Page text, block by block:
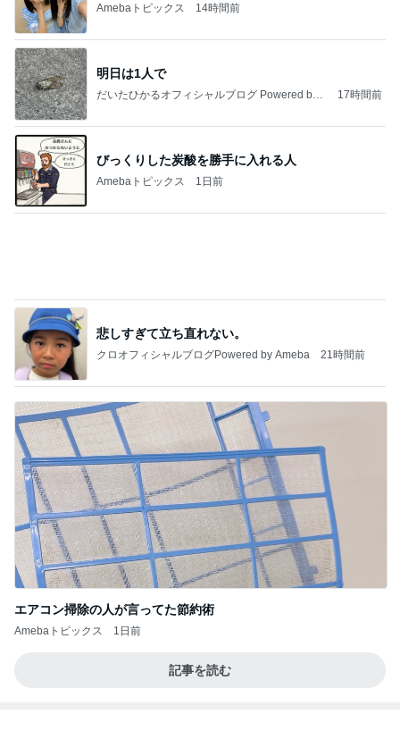
だいたひかるオフィシャルブログ Powered by
びっくりした炭酸を勝手に入れる人
Amebaトピックス 1日前
悲しすぎて立ち直れない。
クロオフィシャルブログPowered by Ameba
エアコン掃除の人が言ってた節約術
Amebaトピックス 1日前
記事を読む
朝起きて3秒でパンツ一丁の男児
Amebaトピックス 1日前
桃オフィシャルブログ Powered by Ameba